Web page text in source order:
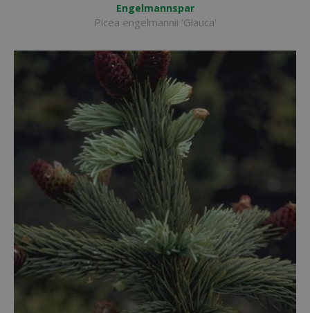
Engelmannspar
Picea engelmannii 'Glauca'